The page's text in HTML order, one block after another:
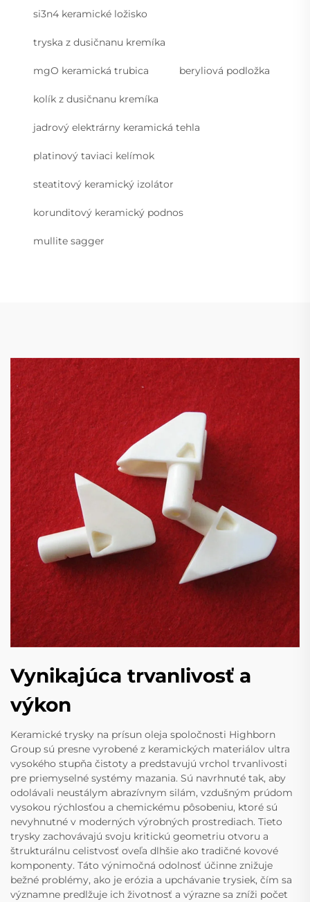
si3n4 keramické ložisko
tryska z dusičnanu kremíka
mgO keramická trubica beryliová podložka
kolík z dusičnanu kremíka
jadrový elektrárny keramická tehla
platinový taviaci kelímok
steatitový keramický izolátor
korunditový keramický podnos
mullite sagger
Vynikajúca trvanlivosť a
výkon
Keramické trysky na prísun oleja spoločnosti Highborn
Group sú presne vyrobené z keramických materiálov ultra
vysokého stupňa čistoty a predstavujú vrchol trvanlivosti
pre priemyselné systémy mazania. Sú navrhnuté tak, aby
odolávali neustálym abrazívnym silám, vzdušným prúdom
vysokou rýchlosťou a chemickému pôsobeniu, ktoré sú
nevyhnutné v moderných výrobných prostrediach. Tieto
trysky zachovávajú svoju kritickú geometriu otvoru a
štrukturálnu celistvosť oveľa dlhšie ako tradičné kovové
komponenty. Táto výnimočná odolnosť účinne znižuje
bežné problémy, ako je erózia a upchávanie trysiek, čím sa
významne predlžuje ich životnosť a výrazne sa zníži počet